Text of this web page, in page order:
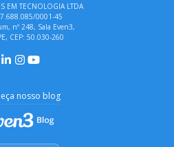
EM TECNOLOGIA LTDA
0001-45
nº 248, Sala Even3,
CEP: 50.030-260
nosso blog